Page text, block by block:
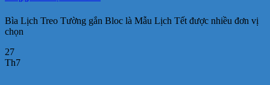
Bìa Lịch Treo Tường gắn Bloc là Mẫu Lịch Tết được nhiều đơn vị
chọn
27
Th7